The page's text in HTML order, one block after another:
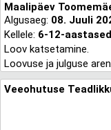
Maalipäev
Algusaeg: 08. Juuli
Kellele: 6-12-
Loov katsetamine.
Loovuse ja julguse
Veeohutuse